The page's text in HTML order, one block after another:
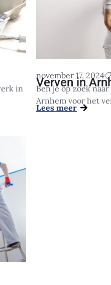
in
november 17, 2024
Verven in
Ben je op zoek
Arnhem voor het
Lees meer